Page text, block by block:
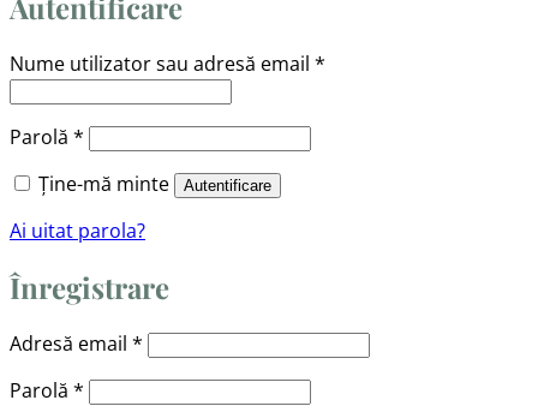
Nume utilizator sau adresă email *
Parolă * Obligatoriu
Ține-mă minte
Autentificare
Ai uitat parola?
Înregistrare
Adresă email * Obligatoriu
Parolă * Obligatoriu